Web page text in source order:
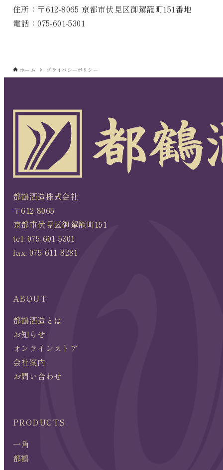
住所：〒612-8065 京都市伏見区御駕籠町151番地
電話：075-601-5301
ホーム プライバシーポリシー
都鶴酒造株式会社
〒612-8065
京都市伏見区御駕籠町151
tel: 075-601-5301
fax: 075-611-8281
ABOUT
都鶴酒造とは
お知らせ
オンラインストア
会社案内
お問い合わせ
PRODUCTS
一角
都鶴